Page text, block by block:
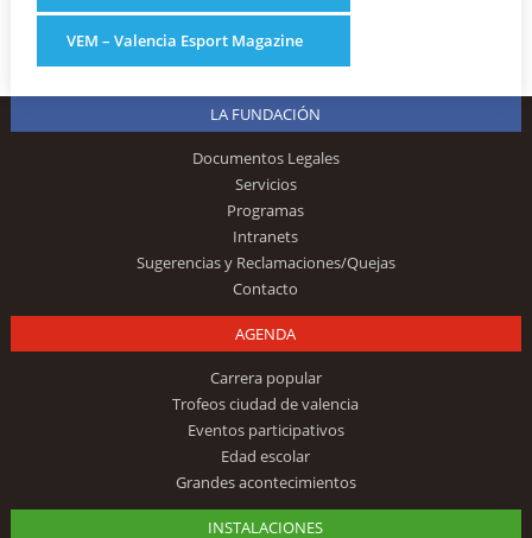
VEM – Valencia Esport Magazine
LA FUNDACIÓN
Documentos Legales
Servicios
Programas
Intranets
Sugerencias y Reclamaciones/Quejas
Contacto
AGENDA
Carrera popular
Trofeos ciudad de valencia
Eventos participativos
Edad escolar
Grandes acontecimientos
INSTALACIONES